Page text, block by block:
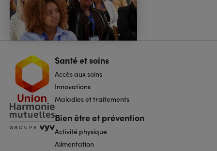
Navigation
de
page
Santé et soins
Accès aux soins
Innovations
Maladies et traitements
Bien être et prévention
Activité physique
Alimentation